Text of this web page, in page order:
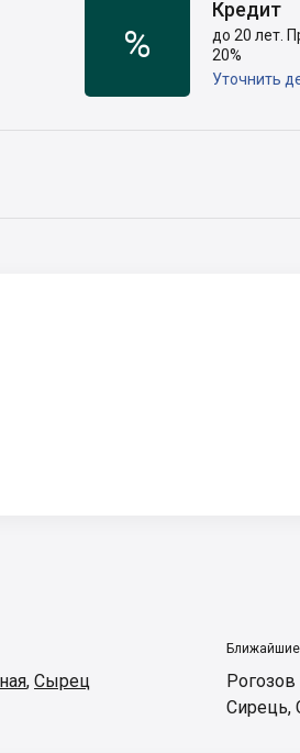
%
Кредит
до 20 лет.
20%
Уточнить
, Сырец
Рогозов
Сирець,